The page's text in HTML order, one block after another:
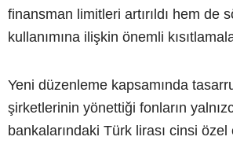
finansman limitleri artırıldı hem de
kullanımına ilişkin önemli
Yeni düzenleme kapsamında
şirketlerinin yönettiği fonların
bankalarındaki Türk lirası cinsi özel